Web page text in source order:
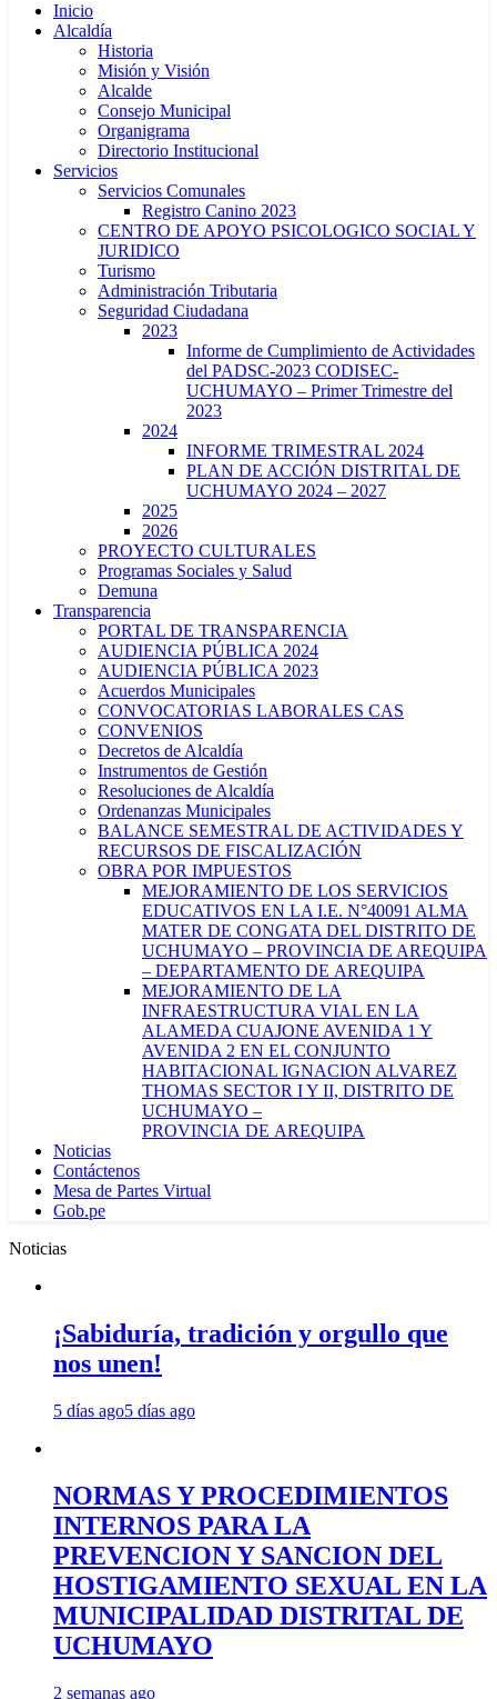
Inicio
Alcaldía
Historia
Misión y Visión
Alcalde
Consejo Municipal
Organigrama
Directorio Institucional
Servicios
Servicios Comunales
Registro Canino 2023
CENTRO DE APOYO PSICOLOGICO SOCIAL Y
JURIDICO
Turismo
Administración Tributaria
Seguridad Ciudadana
2023
Informe de Cumplimiento de Actividades
del PADSC-2023 CODISEC-
UCHUMAYO – Primer Trimestre del
2023
2024
INFORME TRIMESTRAL 2024
PLAN DE ACCIÓN DISTRITAL DE
UCHUMAYO 2024 – 2027
2025
2026
PROYECTO CULTURALES
Programas Sociales y Salud
Demuna
Transparencia
PORTAL DE TRANSPARENCIA
AUDIENCIA PÚBLICA 2024
AUDIENCIA PÚBLICA 2023
Acuerdos Municipales
CONVOCATORIAS LABORALES CAS
CONVENIOS
Decretos de Alcaldía
Instrumentos de Gestión
Resoluciones de Alcaldía
Ordenanzas Municipales
BALANCE SEMESTRAL DE ACTIVIDADES Y
RECURSOS DE FISCALIZACIÓN
OBRA POR IMPUESTOS
MEJORAMIENTO DE LOS SERVICIOS
EDUCATIVOS EN LA I.E. N°40091 ALMA
MATER DE CONGATA DEL DISTRITO DE
UCHUMAYO – PROVINCIA DE AREQUIPA
– DEPARTAMENTO DE AREQUIPA
MEJORAMIENTO DE LA
INFRAESTRUCTURA VIAL EN LA
ALAMEDA CUAJONE AVENIDA 1 Y
AVENIDA 2 EN EL CONJUNTO
HABITACIONAL IGNACION ALVAREZ
THOMAS SECTOR I Y II, DISTRITO DE
UCHUMAYO –
PROVINCIA DE AREQUIPA
Noticias
Contáctenos
Mesa de Partes Virtual
Gob.pe
Noticias
¡Sabiduría, tradición y orgullo que
nos unen!
5 días ago5 días ago
NORMAS Y PROCEDIMIENTOS
INTERNOS PARA LA
PREVENCION Y SANCION DEL
HOSTIGAMIENTO SEXUAL EN LA
MUNICIPALIDAD DISTRITAL DE
UCHUMAYO
2 semanas ago